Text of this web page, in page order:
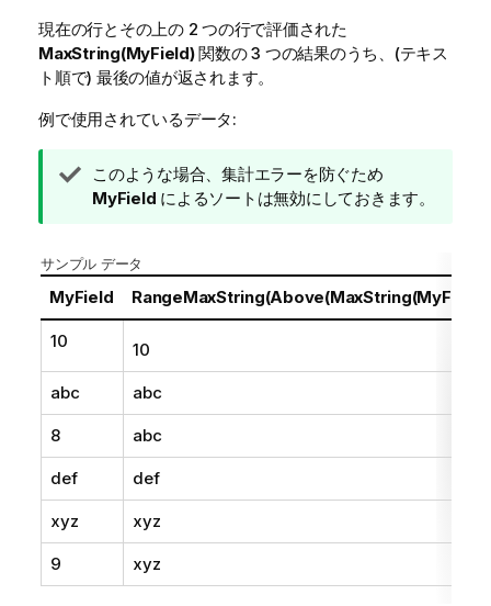
現在の行とその上の 2 つの行で評価された
MaxString(MyField)関数の 3 つの結果のうち、(テキス
ト順で) 最後の値が返されます。
例で使用されているデータ:
ヒ
ン
モ
このような場合、集計エラーを防ぐため
MyField によるソートは無効にしておきます。
サンプル データ
MyField
10 10
abc abc
8 abc
def def
xyz xyz
9 xyz